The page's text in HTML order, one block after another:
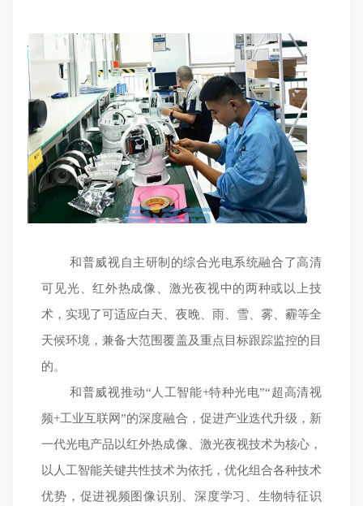
和普威视自主研制的综合光电系统融合了高清
可见光、红外热成像、激光夜视中的两种或以上技
术，实现了可适应白天、夜晚、雨、雪、雾、霾等全
天候环境，兼备大范围覆盖及重点目标跟踪监控的目
的。
和普威视推动“人工智能+特种光电”“超高清视
频+工业互联网”的深度融合，促进产业迭代升级，新
一代光电产品以红外热成像、激光夜视技术为核心，
以人工智能关键共性技术为依托，优化组合各种技术
优势，促进视频图像识别、深度学习、生物特征识